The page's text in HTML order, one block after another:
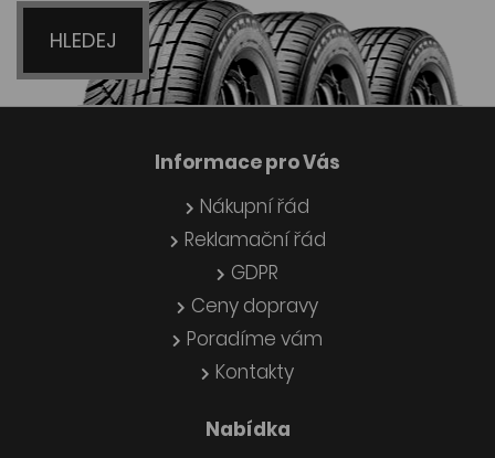
HLEDEJ
Informace pro Vás
Nákupní řád
Reklamační řád
GDPR
Ceny dopravy
Poradíme vám
Kontakty
Nabídka